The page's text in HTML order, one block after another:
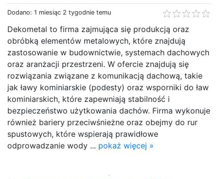
Dodano: 1 miesiąc 2 tygodnie temu
Dekometal to firma zajmująca się produkcją oraz
obróbką elementów metalowych, które znajdują
zastosowanie w budownictwie, systemach dachowych
oraz aranżacji przestrzeni. W ofercie znajdują się
rozwiązania związane z komunikacją dachową, takie
jak ławy kominiarskie (podesty) oraz wsporniki do ław
kominiarskich, które zapewniają stabilność i
bezpieczeństwo użytkowania dachów. Firma wykonuje
również bariery przeciwśnieżne oraz obejmy do rur
spustowych, które wspierają prawidłowe
odprowadzanie wody ... pokaż więcej »